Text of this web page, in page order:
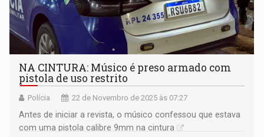
NA CINTURA: Músico é preso armado com
pistola de uso restrito
Polícia 22 de Novembro de 2025 às 07:27
Antes de iniciar a revista, o músico confessou que estava
com uma pistola calibre 9mm na cintura